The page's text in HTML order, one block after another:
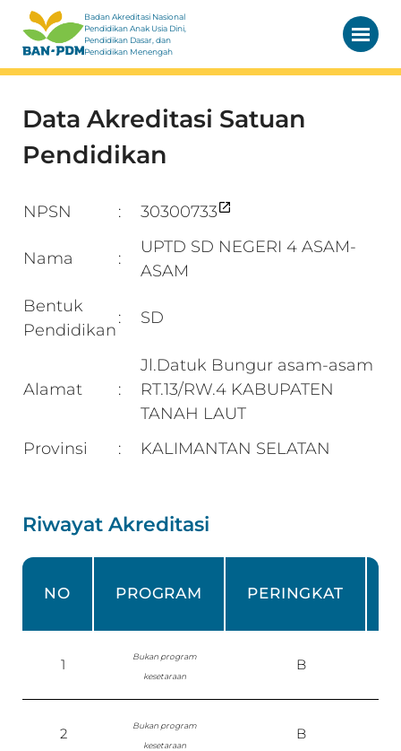
Badan Akreditasi Nasional
Pendidikan Anak Usia Dini,
Pendidikan Dasar, dan
Pendidikan Menengah
Data Akreditasi Satuan
Pendidikan
NPSN : 30300733
Nama :
UPTD SD NEGERI 4 ASAM-
ASAM
Bentuk
Pendidikan
: SD
Alamat :
Jl.Datuk Bungur asam-asam
RT.13/RW.4 KABUPATEN
TANAH LAUT
Provinsi
: KALIMANTAN SELATAN
Riwayat Akreditasi
NO PROGRAM PERINGKAT
1
Bukan program
kesetaraan
B
2
Bukan program
kesetaraan
B